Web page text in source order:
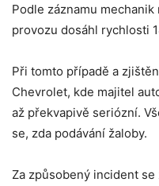
Podle záznamu
provozu dosáhl rychlosti
Při tomto případě a
Chevrolet, kde majitel
až překvapivě seriózní.
se, zda podávání žaloby.
Za způsobený incident